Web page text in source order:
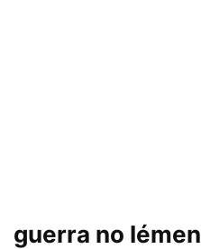
guerra no Iémen